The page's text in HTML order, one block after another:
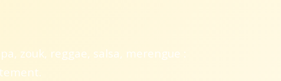
zouk, reggae, salsa, merengue :